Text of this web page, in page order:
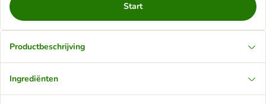
Start
Productbeschrijving
Ingrediënten